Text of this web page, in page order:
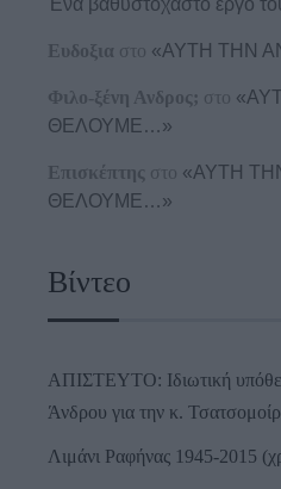
Ένα βαθυστόχαστο έργο
Ευδοξια στο «ΑΥΤΗ ΤΗΝ
Φιλο-ξένη Ανδρος; στο
ΘΕΛΟΥΜΕ…»
Επισκέπτης στο «ΑΥΤΗ
ΘΕΛΟΥΜΕ…»
Βίντεο
ΑΠΙΣΤΕΥΤΟ: Ιδιωτική
Άνδρου για την κ.
Λιμάνι Ραφήνας 1945-2015